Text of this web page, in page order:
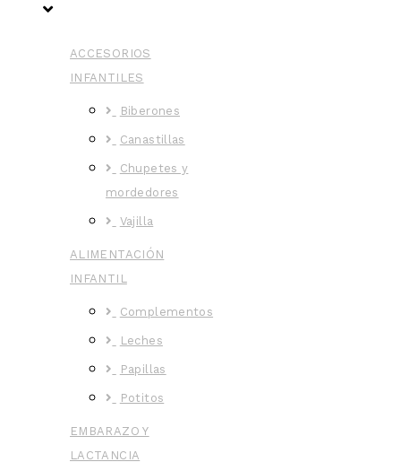
ACCESORIOS
INFANTILES
Biberones
Canastillas
Chupetes y
mordedores
Vajilla
ALIMENTACIÓN
INFANTIL
Complementos
Leches
Papillas
Potitos
EMBARAZO Y
LACTANCIA